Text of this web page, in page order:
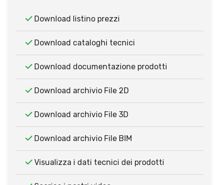
Download listino prezzi
Download cataloghi tecnici
Download documentazione prodotti
Download archivio File 2D
Download archivio File 3D
Download archivio File BIM
Visualizza i dati tecnici dei prodotti